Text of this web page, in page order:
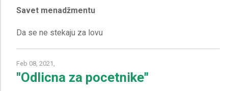
Savet menadžmentu
Feb 08, 2021,
"Odlicna za pocetnike"